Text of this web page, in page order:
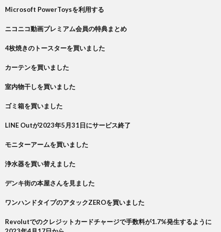
Microsoft PowerToysを利用する
ニコニコ動画プレミアム会員の特典まとめ
4枚焼きのトースターを買いました
カーテンを買いました
室内物干しを買いました
ゴミ箱を買いました
LINE Outが2023年5月31日にサービス終了
モニターアームを買いました
浄水器を買い替えました
デンキ街の本屋さんを見ました
ワンハンドタイプのアタックZEROを買いました
Revolutでのクレジットカードチャージで手数料が1.7%発生するように